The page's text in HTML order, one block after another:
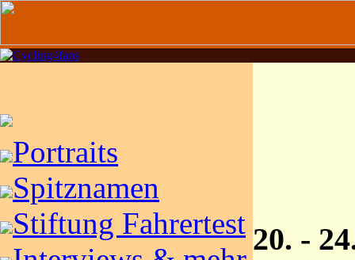
Portraits
Spitznamen
Stiftung Fahrertest 20. -